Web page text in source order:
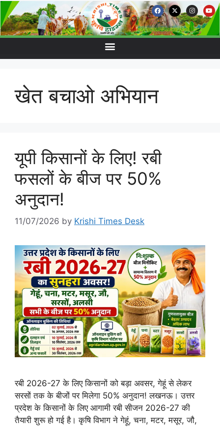
खेत बचाओ अभियान
यूपी किसानों के लिए! रबी
फसलों के बीज पर 50%
अनुदान!
11/07/2026 by Krishi Times Desk
रबी 2026-27 के लिए किसानों को बड़ा अवसर, गेहूं से लेकर
सरसों तक के बीजों पर मिलेगा 50% अनुदान! लखनऊ। उत्तर
प्रदेश के किसानों के लिए आगामी रबी सीजन 2026-27 की
तैयारी शुरू हो गई है। कृषि विभाग ने गेहूं, चना, मटर, मसूर, जौ,